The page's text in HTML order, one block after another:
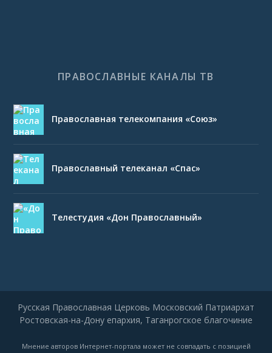
ПРАВОСЛАВНЫЕ КАНАЛЫ ТВ
Православная телекомпания «Союз»
Православный телеканал «Спас»
Телестудия «Дон Православный»
Русская Православная Церковь Московский Патриархат
Ростовская-на-Дону епархия, Таганрогское благочиние
Мнение авторов Интернет-портала может не совпадать с позицией